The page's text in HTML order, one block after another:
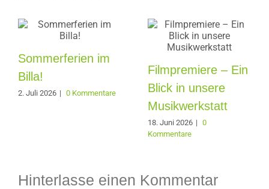
Sommerferien im
Billa!
2. Juli 2026 | 0 Kommentare
Filmpremiere – Ein
Blick in unsere
Musikwerkstatt
18. Juni 2026 | 0
Kommentare
Hinterlasse einen Kommentar